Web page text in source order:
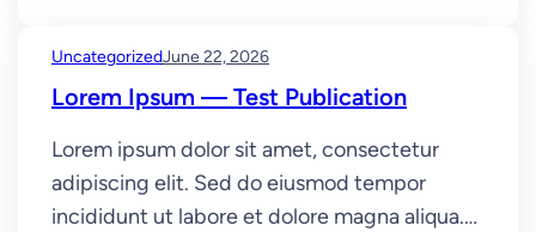
UncategorizedJune 22, 2026
Lorem Ipsum — Test Publication
Lorem ipsum dolor sit amet, consectetur
adipiscing elit. Sed do eiusmod tempor
incididunt ut labore et dolore magna aliqua.